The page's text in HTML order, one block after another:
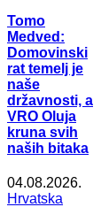
Tomo
Medved:
Domovinski
rat temelj je
naše
državnosti, a
VRO Oluja
kruna svih
naših bitaka
04.08.2026.
Hrvatska